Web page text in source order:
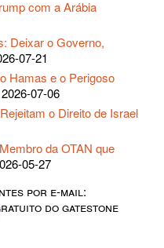
com a Arábia
Deixar o Governo,
07-21
Hamas e o Perigoso
07-06
o Direito de Israel
da OTAN que
05-27
por e-mail:
do gatestone